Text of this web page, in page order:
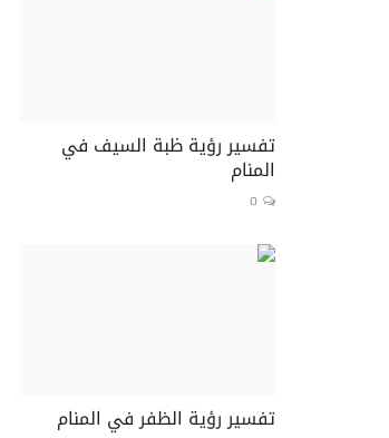
تفسير رؤية ظبة السيف في
المنام
0
تفسير رؤية الظفر في المنام